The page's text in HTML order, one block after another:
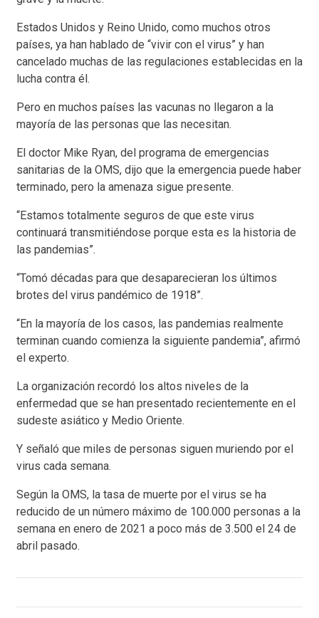
Estados Unidos y Reino Unido, como muchos otros
países, ya han hablado de “vivir con el virus” y han
cancelado muchas de las regulaciones establecidas en la
lucha contra él.
Pero en muchos países las vacunas no llegaron a la
mayoría de las personas que las necesitan.
El doctor Mike Ryan, del programa de emergencias
sanitarias de la OMS, dijo que la emergencia puede haber
terminado, pero la amenaza sigue presente.
“Estamos totalmente seguros de que este virus
continuará transmitiéndose porque esta es la historia de
las pandemias”.
“Tomó décadas para que desaparecieran los últimos
brotes del virus pandémico de 1918”.
“En la mayoría de los casos, las pandemias realmente
terminan cuando comienza la siguiente pandemia”, afirmó
el experto.
La organización recordó los altos niveles de la
enfermedad que se han presentado recientemente en el
sudeste asiático y Medio Oriente.
Y señaló que miles de personas siguen muriendo por el
virus cada semana.
Según la OMS, la tasa de muerte por el virus se ha
reducido de un número máximo de 100.000 personas a la
semana en enero de 2021 a poco más de 3.500 el 24 de
abril pasado.